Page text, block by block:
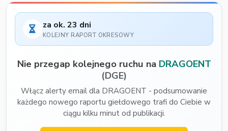
za ok. 23 dni
KOLEJNY RAPORT OKRESOWY
Nie przegap kolejnego ruchu na DRAGOENT
(DGE)
Włącz alerty email dla DRAGOENT - podsumowanie
każdego nowego raportu giełdowego trafi do Ciebie w
ciągu kilku minut od publikacji.